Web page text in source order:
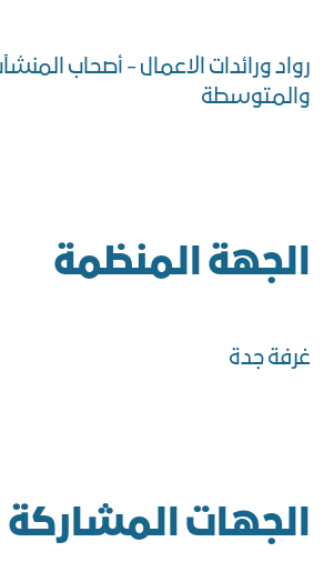
رواد ورائدات الاعمال - أصحاب
والمتوسطة
الجهة المنظمة
غرفة جدة
الجهات المشاركة